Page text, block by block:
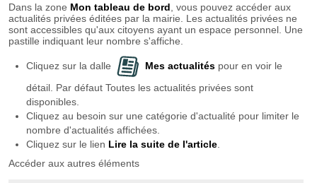
Dans la zone Mon tableau de bord , vous pouvez accéder aux
actualités privées éditées par la mairie. Les actualités privées ne
sont accessibles qu'aux citoyens ayant un espace personnel. Une
pastille indiquant leur nombre s'affiche.
Cliquez sur la dalle Mes actualitéspour en voir le
détail. Par défaut Toutes les actualités privées sont
disponibles.
Cliquez au besoin sur une catégorie d'actualité pour limiter le
nombre d'actualités affichées.
Cliquez sur le lien Lire la suite de l'article.
Accéder aux autres éléments